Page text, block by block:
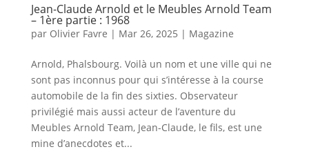
Jean-Claude Arnold et le Meubles Arnold Team
– 1ère partie : 1968
par Olivier Favre | Mar 26, 2025 | Magazine
Arnold, Phalsbourg. Voilà un nom et une ville qui ne
sont pas inconnus pour qui s’intéresse à la course
automobile de la fin des sixties. Observateur
privilégié mais aussi acteur de l’aventure du
Meubles Arnold Team, Jean-Claude, le fils, est une
mine d’anecdotes et...